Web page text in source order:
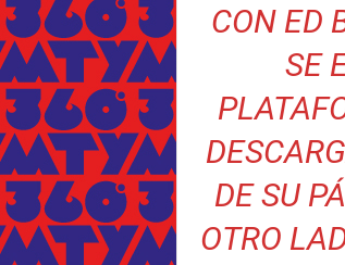
CON ED
SE
DE SU
OTRO